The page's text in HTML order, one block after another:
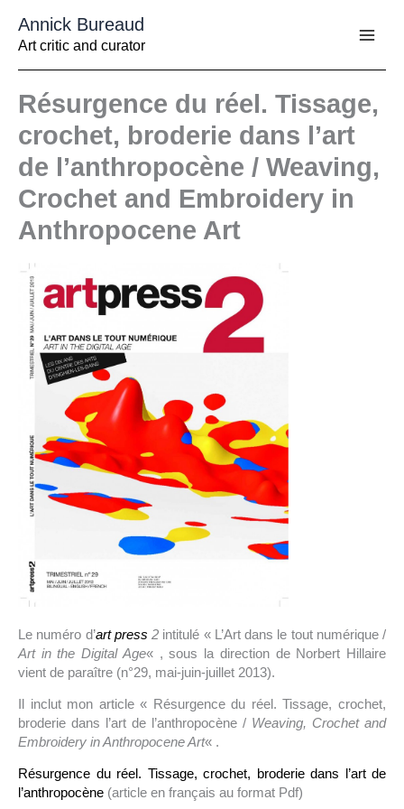
contenu
Annick Bureaud
Art critic and curator
Résurgence du réel. Tissage,
crochet, broderie dans l’art
de l’anthropocène / Weaving,
Crochet and Embroidery in
Anthropocene Art
Le numéro d’art press 2 intitulé « L’Art dans le tout numérique /
Art in the Digital Age« , sous la direction de Norbert Hillaire
vient de paraître (n°29, mai-juin-juillet 2013).
Il inclut mon article « Résurgence du réel. Tissage, crochet,
broderie dans l’art de l’anthropocène / Weaving, Crochet and
Embroidery in Anthropocene Art« .
Résurgence du réel. Tissage, crochet, broderie dans l’art de
l’anthropocène (article en français au format Pdf)